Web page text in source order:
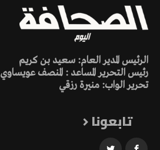
الرئيس المدير العام: سعيد بن كريم
رئيس التحرير المساعد : المنصف عويساوي
تحرير الواب: منيرة رزقي
تابعونا